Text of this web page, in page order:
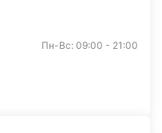
Пн-Вс: 09:00 - 21:00